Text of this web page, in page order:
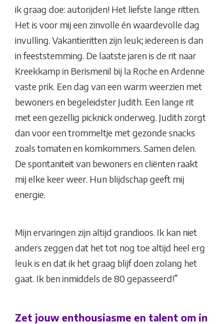
ik graag doe: autorijden! Het liefste lange ritten.
Het is voor mij een zinvolle én waardevolle dag
invulling. Vakantieritten zijn leuk; iedereen is dan
in feeststemming. De laatste jaren is de rit naar
Kreekkamp in Berismenil bij la Roche en Ardenne
vaste prik. Een dag van een warm weerzien met
bewoners en begeleidster Judith. Een lange rit
met een gezellig picknick onderweg. Judith zorgt
dan voor een trommeltje met gezonde snacks
zoals tomaten en komkommers. Samen delen.
De spontaniteit van bewoners en cliënten raakt
mij elke keer weer. Hun blijdschap geeft mij
energie.
Mijn ervaringen zijn altijd grandioos. Ik kan niet
anders zeggen dat het tot nog toe altijd heel erg
leuk is en dat ik het graag blijf doen zolang het
gaat. Ik ben inmiddels de 80 gepasseerd!”
Zet jouw enthousiasme en talent om in